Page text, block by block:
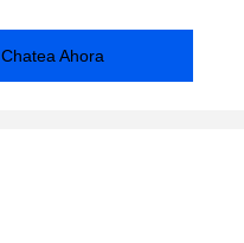
Chatea Ahora